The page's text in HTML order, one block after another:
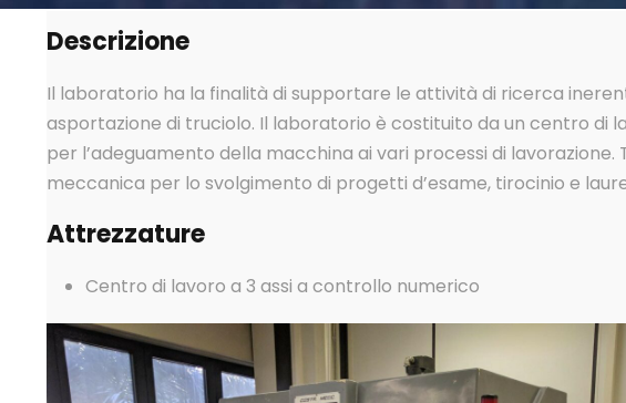
Descrizione
Il laboratorio ha la finalità di supportare le attività di ricerca
asportazione di truciolo. Il laboratorio è costituito da un centro
per l’adeguamento della macchina ai vari processi di
meccanica per lo svolgimento di progetti d’esame, tirocinio e
Attrezzature
Centro di lavoro a 3 assi a controllo numerico